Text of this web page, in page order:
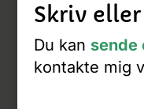
Skriv
Du kan sende
kontakte mig